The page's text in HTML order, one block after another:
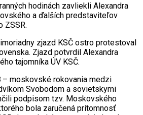
hodinách zavliekli Alexandra
a ďalších predstaviteľov
ZSSR.
zjazd KSČ ostro protestoval
Zjazd potvrdil Alexandra
tajomníka ÚV KSČ.
– moskovské rokovania medzi
Svobodom a sovietskymi
podpisom tzv. Moskovského
bola zaručená prítomnosť